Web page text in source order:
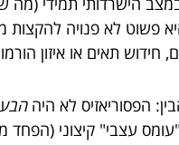
פשוט לא פנויה להקצות
חידוש תאים או איזון
הפסוריאזיס לא היה
עצבי" קיצוני (הפחד